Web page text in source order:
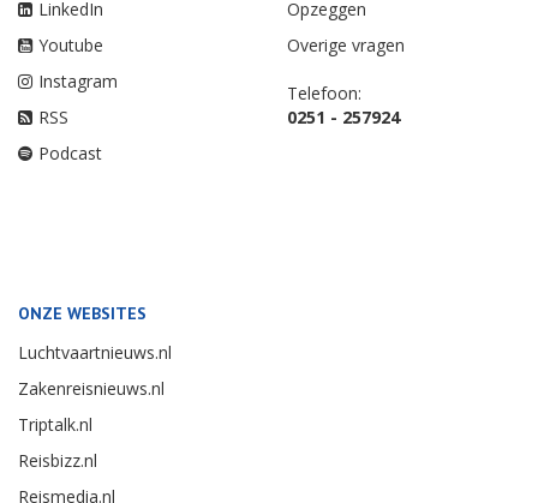
LinkedIn
Youtube
Instagram
RSS
Podcast
Opzeggen
Overige vragen
Telefoon:
0251 - 257924
ONZE WEBSITES
Luchtvaartnieuws.nl
Zakenreisnieuws.nl
Triptalk.nl
Reisbizz.nl
Reismedia.nl